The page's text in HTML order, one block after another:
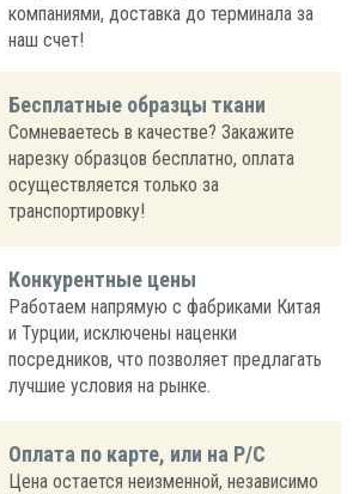
компаниями, доставка до терминала за
наш счет!
Бесплатные образцы ткани
Сомневаетесь в качестве? Закажите
нарезку образцов бесплатно, оплата
осуществляется только за
транспортировку!
Конкурентные цены
Работаем напрямую с фабриками Китая
и Турции, исключены наценки
посредников, что позволяет предлагать
лучшие условия на рынке.
Оплата по карте, или на Р/С
Цена остается неизменной, независимо